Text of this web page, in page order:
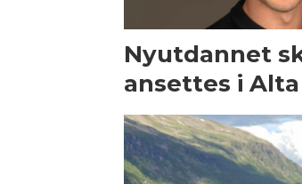
Nyutdannet
ansettes i Alta